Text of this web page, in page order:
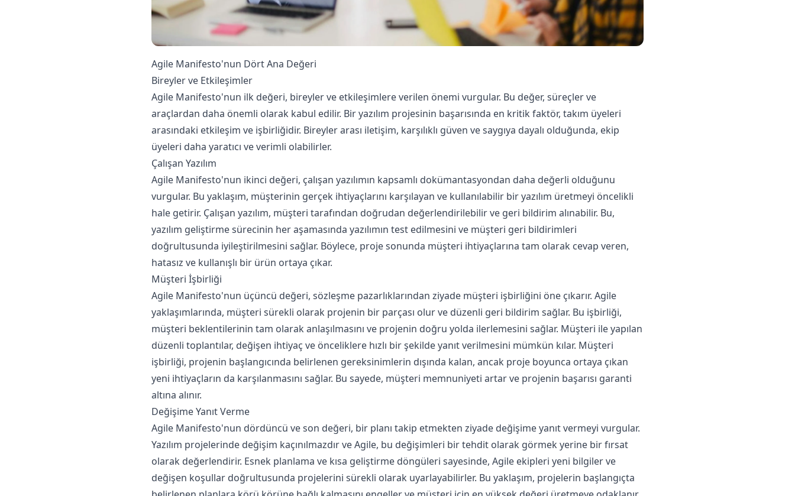
Agile Manifesto'nun Dört Ana Değeri
Bireyler ve Etkileşimler
Agile Manifesto'nun ilk değeri, bireyler ve etkileşimlere verilen önemi vurgular. Bu değer, süreçler ve
araçlardan daha önemli olarak kabul edilir. Bir yazılım projesinin başarısında en kritik faktör, takım üyeleri
arasındaki etkileşim ve işbirliğidir. Bireyler arası iletişim, karşılıklı güven ve saygıya dayalı olduğunda, ekip
üyeleri daha yaratıcı ve verimli olabilirler.
Çalışan Yazılım
Agile Manifesto'nun ikinci değeri, çalışan yazılımın kapsamlı dokümantasyondan daha değerli olduğunu
vurgular. Bu yaklaşım, müşterinin gerçek ihtiyaçlarını karşılayan ve kullanılabilir bir yazılım üretmeyi öncelikli
hale getirir. Çalışan yazılım, müşteri tarafından doğrudan değerlendirilebilir ve geri bildirim alınabilir. Bu,
yazılım geliştirme sürecinin her aşamasında yazılımın test edilmesini ve müşteri geri bildirimleri
doğrultusunda iyileştirilmesini sağlar. Böylece, proje sonunda müşteri ihtiyaçlarına tam olarak cevap veren,
hatasız ve kullanışlı bir ürün ortaya çıkar.
Müşteri İşbirliği
Agile Manifesto'nun üçüncü değeri, sözleşme pazarlıklarından ziyade müşteri işbirliğini öne çıkarır. Agile
yaklaşımlarında, müşteri sürekli olarak projenin bir parçası olur ve düzenli geri bildirim sağlar. Bu işbirliği,
müşteri beklentilerinin tam olarak anlaşılmasını ve projenin doğru yolda ilerlemesini sağlar. Müşteri ile yapılan
düzenli toplantılar, değişen ihtiyaç ve önceliklere hızlı bir şekilde yanıt verilmesini mümkün kılar. Müşteri
işbirliği, projenin başlangıcında belirlenen gereksinimlerin dışında kalan, ancak proje boyunca ortaya çıkan
yeni ihtiyaçların da karşılanmasını sağlar. Bu sayede, müşteri memnuniyeti artar ve projenin başarısı garanti
altına alınır.
Değişime Yanıt Verme
Agile Manifesto'nun dördüncü ve son değeri, bir planı takip etmekten ziyade değişime yanıt vermeyi vurgular.
Yazılım projelerinde değişim kaçınılmazdır ve Agile, bu değişimleri bir tehdit olarak görmek yerine bir fırsat
olarak değerlendirir. Esnek planlama ve kısa geliştirme döngüleri sayesinde, Agile ekipleri yeni bilgiler ve
değişen koşullar doğrultusunda projelerini sürekli olarak uyarlayabilirler. Bu yaklaşım, projelerin başlangıçta